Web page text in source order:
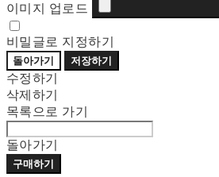
이미지 업로드
비밀글로 지정하기
돌아가기 저장하기
수정하기
삭제하기
목록으로 가기
돌아가기
구매하기